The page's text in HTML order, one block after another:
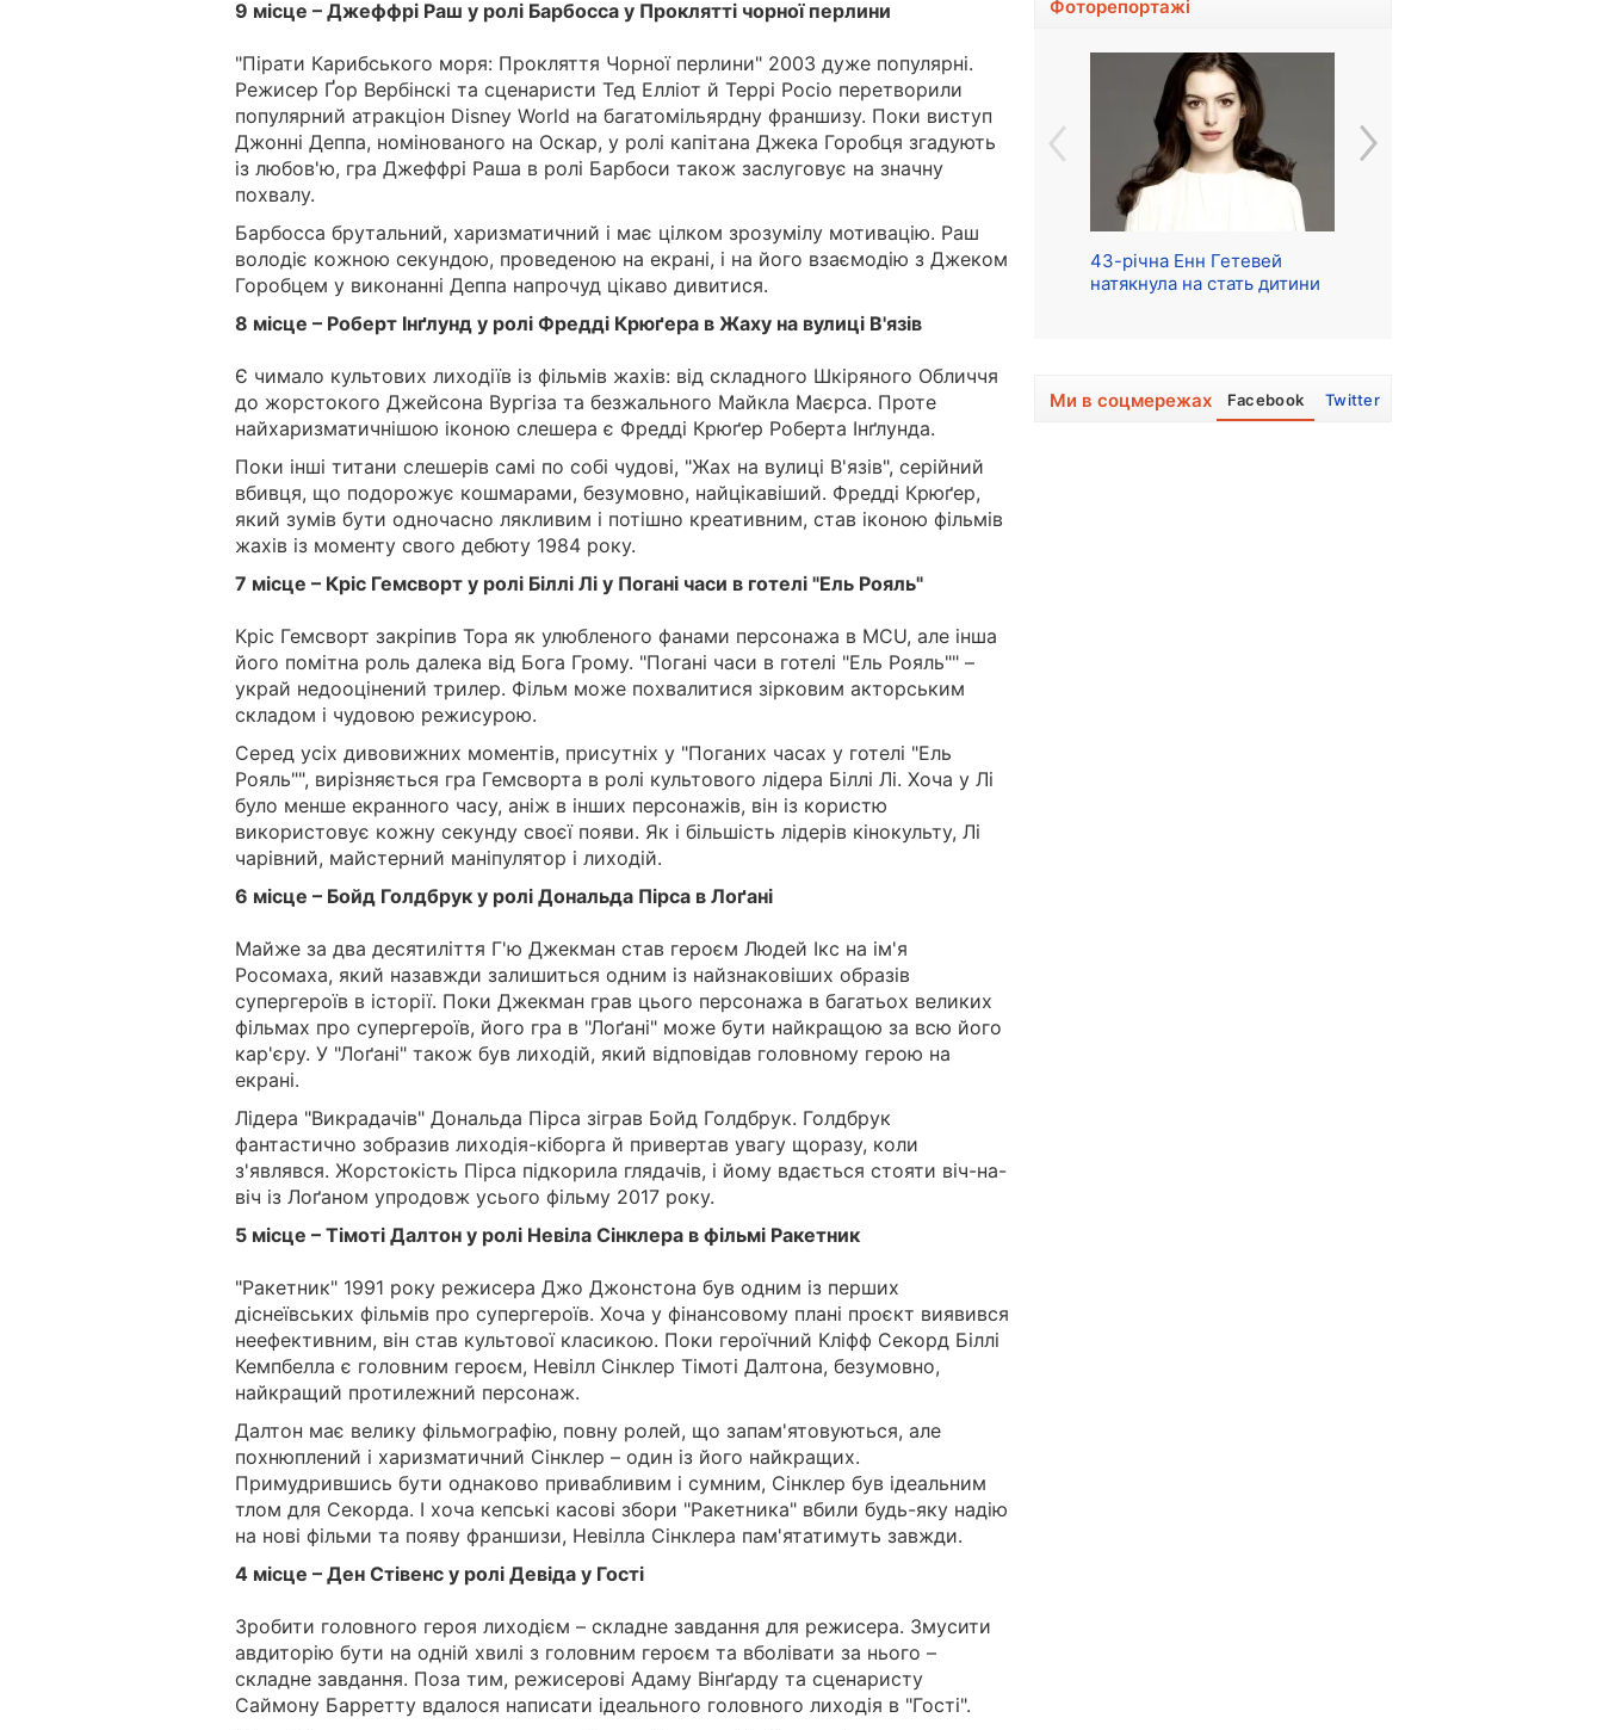
9 місце – Джеффрі Раш у ролі Барбосса у Проклятті чорної перлини
"Пірати Карибського моря: Прокляття Чорної перлини" 2003 дуже популярні.
Режисер Ґор Вербінскі та сценаристи Тед Елліот й Террі Росіо перетворили
популярний атракціон Disney World на багатомільярдну франшизу. Поки виступ
Джонні Деппа, номінованого на Оскар, у ролі капітана Джека Горобця згадують
із любов'ю, гра Джеффрі Раша в ролі Барбоси також заслуговує на значну
похвалу.
Барбосса брутальний, харизматичний і має цілком зрозумілу мотивацію. Раш
володіє кожною секундою, проведеною на екрані, і на його взаємодію з Джеком
Горобцем у виконанні Деппа напрочуд цікаво дивитися.
8 місце – Роберт Інґлунд у ролі Фредді Крюґера в Жаху на вулиці В'язів
Є чимало культових лиходіїв із фільмів жахів: від складного Шкіряного Обличчя
до жорстокого Джейсона Вургіза та безжального Майкла Маєрса. Проте
найхаризматичнішою іконою слешера є Фредді Крюґер Роберта Інґлунда.
Поки інші титани слешерів самі по собі чудові, "Жах на вулиці В'язів", серійний
вбивця, що подорожує кошмарами, безумовно, найцікавіший. Фредді Крюґер,
який зумів бути одночасно лякливим і потішно креативним, став іконою фільмів
жахів із моменту свого дебюту 1984 року.
7 місце – Кріс Гемсворт у ролі Біллі Лі у Погані часи в готелі "Ель Рояль"
Кріс Гемсворт закріпив Тора як улюбленого фанами персонажа в MCU, але інша
його помітна роль далека від Бога Грому. "Погані часи в готелі "Ель Рояль"" –
украй недооцінений трилер. Фільм може похвалитися зірковим акторським
складом і чудовою режисурою.
Серед усіх дивовижних моментів, присутніх у "Поганих часах у готелі "Ель
Рояль"", вирізняється гра Гемсворта в ролі культового лідера Біллі Лі. Хоча у Лі
було менше екранного часу, аніж в інших персонажів, він із користю
використовує кожну секунду своєї появи. Як і більшість лідерів кінокульту, Лі
чарівний, майстерний маніпулятор і лиходій.
6 місце – Бойд Голдбрук у ролі Дональда Пірса в Лоґані
Майже за два десятиліття Г'ю Джекман став героєм Людей Ікс на ім'я
Росомаха, який назавжди залишиться одним із найзнаковіших образів
супергероїв в історії. Поки Джекман грав цього персонажа в багатьох великих
фільмах про супергероїв, його гра в "Лоґані" може бути найкращою за всю його
кар'єру. У "Лоґані" також був лиходій, який відповідав головному герою на
екрані.
Лідера "Викрадачів" Дональда Пірса зіграв Бойд Голдбрук. Голдбрук
фантастично зобразив лиходія-кіборга й привертав увагу щоразу, коли
з'являвся. Жорстокість Пірса підкорила глядачів, і йому вдається стояти віч-на-
віч із Лоґаном упродовж усього фільму 2017 року.
5 місце – Тімоті Далтон у ролі Невіла Сінклера в фільмі Ракетник
"Ракетник" 1991 року режисера Джо Джонстона був одним із перших
діснеївських фільмів про супергероїв. Хоча у фінансовому плані проєкт виявився
неефективним, він став культової класикою. Поки героїчний Кліфф Секорд Біллі
Кемпбелла є головним героєм, Невілл Сінклер Тімоті Далтона, безумовно,
найкращий протилежний персонаж.
Далтон має велику фільмографію, повну ролей, що запам'ятовуються, але
похнюплений і харизматичний Сінклер – один із його найкращих.
Примудрившись бути однаково привабливим і сумним, Сінклер був ідеальним
тлом для Секорда. І хоча кепські касові збори "Ракетника" вбили будь-яку надію
на нові фільми та появу франшизи, Невілла Сінклера пам'ятатимуть завжди.
4 місце – Ден Стівенс у ролі Девіда у Гості
Зробити головного героя лиходієм – складне завдання для режисера. Змусити
авдиторію бути на одній хвилі з головним героєм та вболівати за нього –
складне завдання. Поза тим, режисерові Адаму Вінґарду та сценаристу
Саймону Барретту вдалося написати ідеального головного лиходія в "Гості".
Фоторепортажі
43-річна Енн Гетевей
натякнула на стать дитини
Ми в соцмережах Facebook Twitter